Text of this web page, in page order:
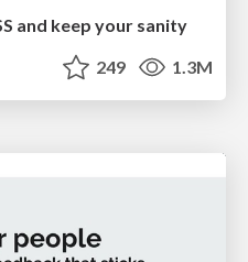
and keep your sanity
249 1.3M